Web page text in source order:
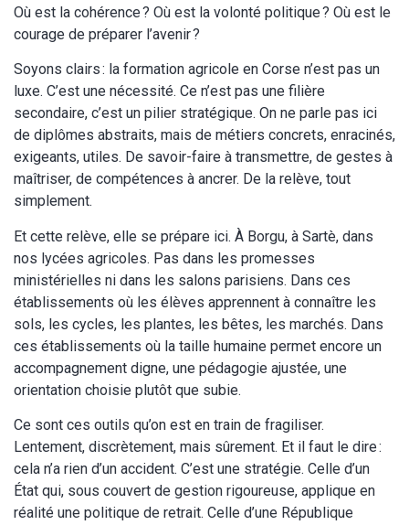
Où est la cohérence ? Où est la volonté politique ? Où est le
courage de préparer l’avenir ?
Soyons clairs : la formation agricole en Corse n’est pas un
luxe. C’est une nécessité. Ce n’est pas une filière
secondaire, c’est un pilier stratégique. On ne parle pas ici
de diplômes abstraits, mais de métiers concrets, enracinés,
exigeants, utiles. De savoir-faire à transmettre, de gestes à
maîtriser, de compétences à ancrer. De la relève, tout
simplement.
Et cette relève, elle se prépare ici. À Borgu, à Sartè, dans
nos lycées agricoles. Pas dans les promesses
ministérielles ni dans les salons parisiens. Dans ces
établissements où les élèves apprennent à connaître les
sols, les cycles, les plantes, les bêtes, les marchés. Dans
ces établissements où la taille humaine permet encore un
accompagnement digne, une pédagogie ajustée, une
orientation choisie plutôt que subie.
Ce sont ces outils qu’on est en train de fragiliser.
Lentement, discrètement, mais sûrement. Et il faut le dire :
cela n’a rien d’un accident. C’est une stratégie. Celle d’un
État qui, sous couvert de gestion rigoureuse, applique en
réalité une politique de retrait. Celle d’une République